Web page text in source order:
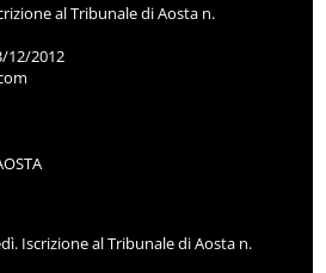
al Tribunale di Aosta n.
12/2012
Iscrizione al Tribunale di Aosta n.